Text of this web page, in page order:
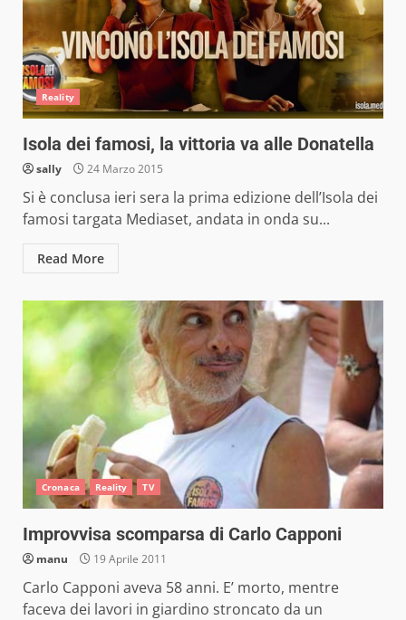
Reality
Isola dei famosi, la vittoria va alle Donatella
sally 24 Marzo 2015
Si è conclusa ieri sera la prima edizione dell’Isola dei
famosi targata Mediaset, andata in onda su...
Read More
Cronaca Reality TV
Improvvisa scomparsa di Carlo Capponi
manu 19 Aprile 2011
Carlo Capponi aveva 58 anni. E’ morto, mentre
faceva dei lavori in giardino stroncato da un